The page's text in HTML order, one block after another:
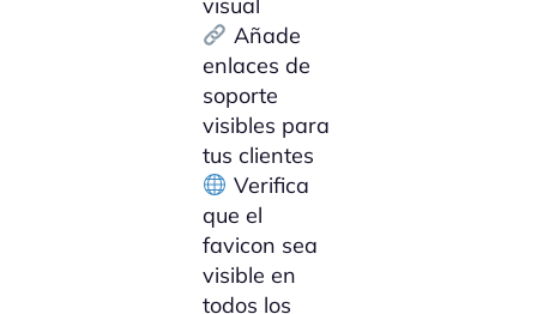
Añade
enlaces de
soporte
visibles para
tus clientes
Verifica
que el
favicon sea
visible en
todos los